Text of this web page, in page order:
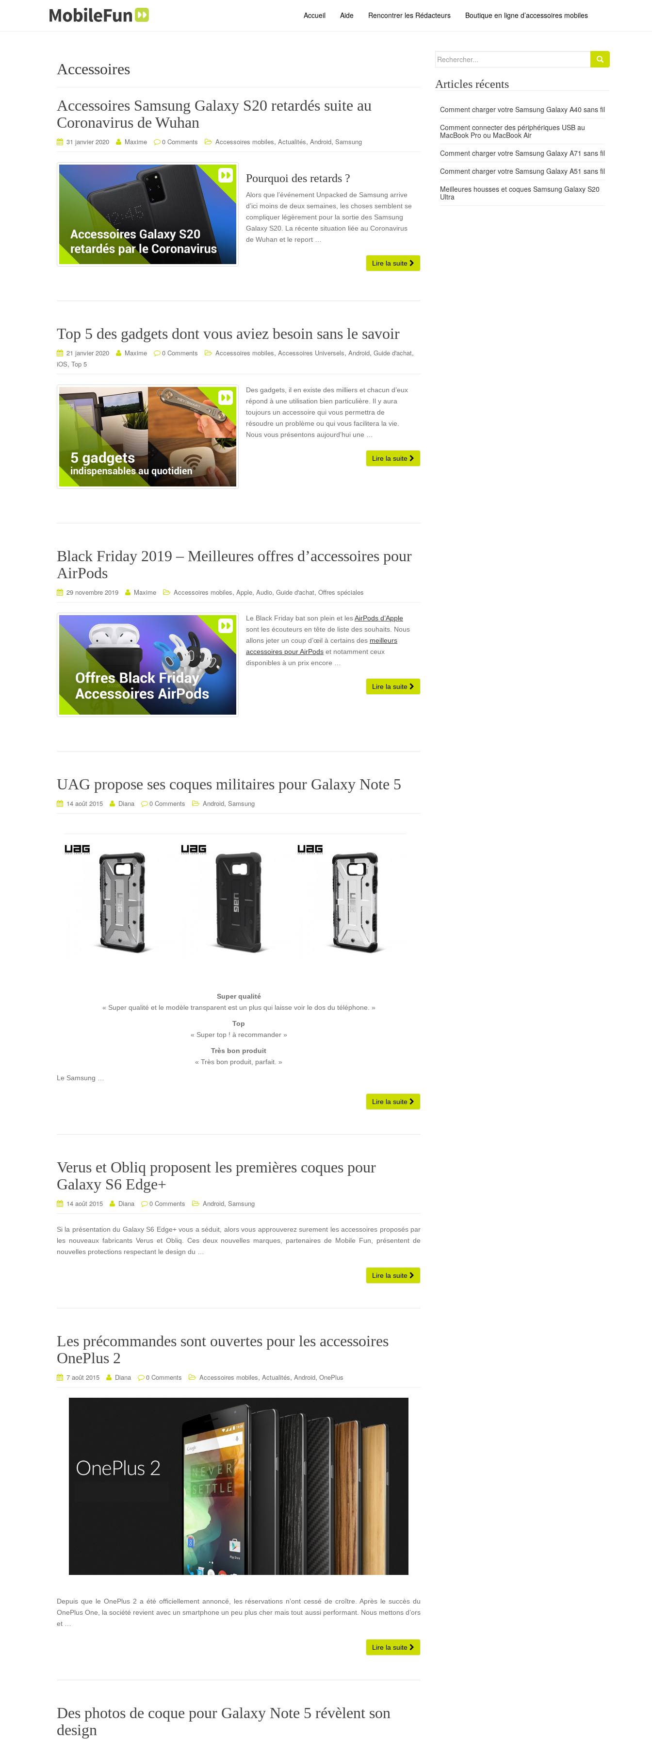
Accueil Aide Rencontrer les Rédacteurs Boutique en ligne d’accessoires mobiles
Accessoires
Accessoires Samsung Galaxy S20 retardés suite au
Coronavirus de Wuhan
31 janvier 2020 Maxime 0 Comments Accessoires mobiles, Actualités, Android, Samsung
Pourquoi des retards ?
Alors que l’événement Unpacked de Samsung arrive
d’ici moins de deux semaines, les choses semblent se
compliquer légèrement pour la sortie des Samsung
Galaxy S20. La récente situation liée au Coronavirus
de Wuhan et le report …
Lire la suite
Top 5 des gadgets dont vous aviez besoin sans le savoir
21 janvier 2020 Maxime 0 Comments Accessoires mobiles, Accessoires Universels, Android, Guide d'achat,
iOS, Top 5
Des gadgets, il en existe des milliers et chacun d’eux
répond à une utilisation bien particulière. Il y aura
toujours un accessoire qui vous permettra de
résoudre un problème ou qui vous facilitera la vie.
Nous vous présentons aujourd’hui une …
Lire la suite
Black Friday 2019 – Meilleures offres d’accessoires pour
AirPods
29 novembre 2019 Maxime Accessoires mobiles, Apple, Audio, Guide d'achat, Offres spéciales
Le Black Friday bat son plein et lesAirPods d’Apple
sont les écouteurs en tête de liste des souhaits. Nous
allons jeter un coup d’œil à certains des meilleurs
accessoires pour AirPods et notamment ceux
disponibles à un prix encore …
Lire la suite
UAG propose ses coques militaires pour Galaxy Note 5
14 août 2015 Diana 0 Comments Android, Samsung
Super qualité
« Super qualité et le modèle transparent est un plus qui laisse voir le dos du téléphone. »
Top
« Super top ! à recommander »
Très bon produit
« Très bon produit, parfait. »
Le Samsung …
Lire la suite
Verus et Obliq proposent les premières coques pour
Galaxy S6 Edge+
14 août 2015 Diana 0 Comments Android, Samsung
Si la présentation du Galaxy S6 Edge+ vous a séduit, alors vous approuverez surement les accessoires proposés par
les nouveaux fabricants Verus et Obliq. Ces deux nouvelles marques, partenaires de Mobile Fun, présentent de
nouvelles protections respectant le design du …
Lire la suite
Les précommandes sont ouvertes pour les accessoires
OnePlus 2
7 août 2015 Diana 0 Comments Accessoires mobiles, Actualités, Android, OnePlus
Depuis que le OnePlus 2 a été officiellement annoncé, les réservations n’ont cessé de croître. Après le succès du
OnePlus One, la société revient avec un smartphone un peu plus cher mais tout aussi performant. Nous mettons d’ors
et …
Lire la suite
Des photos de coque pour Galaxy Note 5 révèlent son
design
Search for:
Articles récents
Comment charger votre Samsung Galaxy A40 sans fil
Comment connecter des périphériques USB au
MacBook Pro ou MacBook Air
Comment charger votre Samsung Galaxy A71 sans fil
Comment charger votre Samsung Galaxy A51 sans fil
Meilleures housses et coques Samsung Galaxy S20
Ultra